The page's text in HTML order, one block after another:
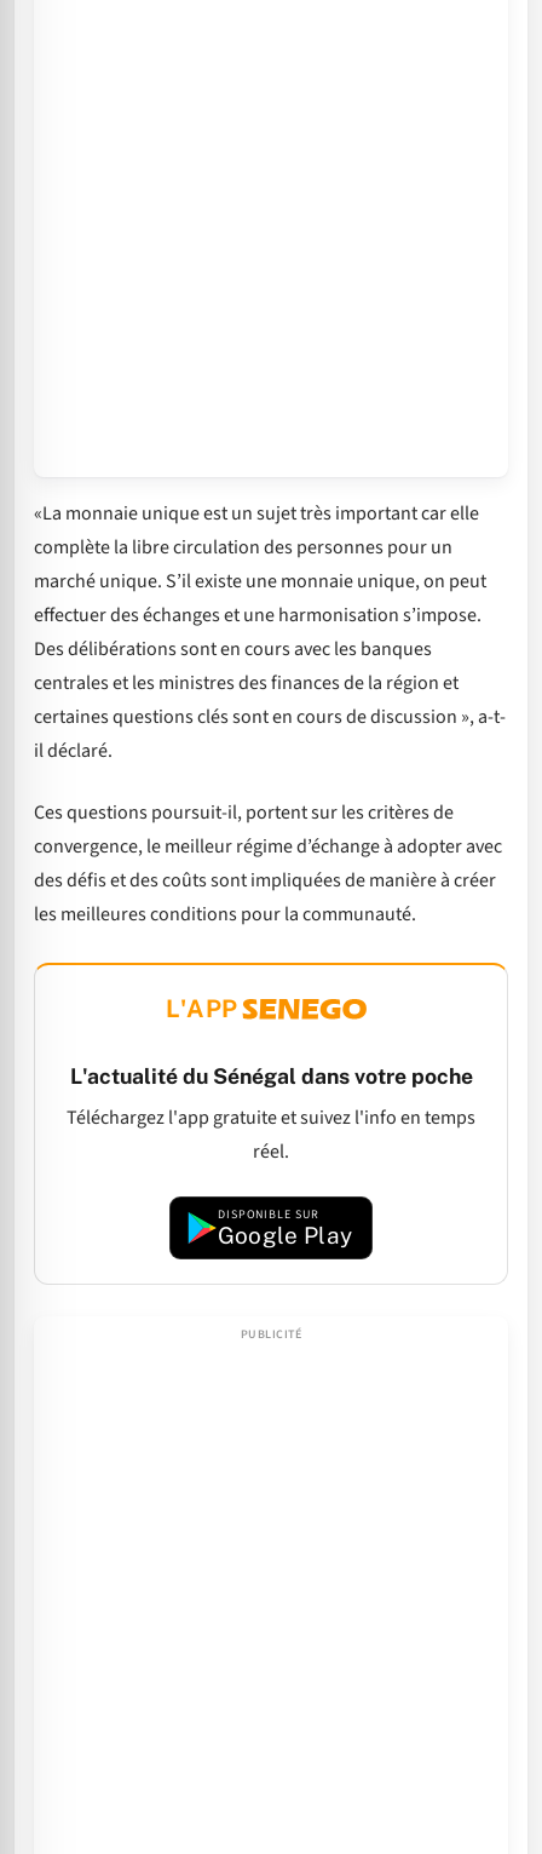
«La monnaie unique est un sujet très important car elle
complète la libre circulation des personnes pour un
marché unique. S’il existe une monnaie unique, on peut
effectuer des échanges et une harmonisation s’impose.
Des délibérations sont en cours avec les banques
centrales et les ministres des finances de la région et
certaines questions clés sont en cours de discussion », a-t-
il déclaré.
Ces questions poursuit-il, portent sur les critères de
convergence, le meilleur régime d’échange à adopter avec
des défis et des coûts sont impliquées de manière à créer
les meilleures conditions pour la communauté.
L'APP
L'actualité du Sénégal dans votre poche
Téléchargez l'app gratuite et suivez l'info en temps
réel.
DISPONIBLE SUR
Google Play